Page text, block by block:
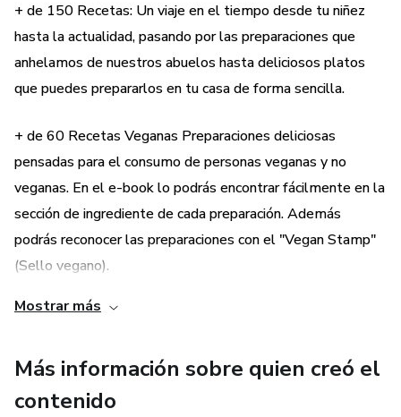
+ de 150 Recetas: Un viaje en el tiempo desde tu niñez
hasta la actualidad, pasando por las preparaciones que
anhelamos de nuestros abuelos hasta deliciosos platos
que puedes prepararlos en tu casa de forma sencilla.
+ de 60 Recetas Veganas Preparaciones deliciosas
pensadas para el consumo de personas veganas y no
veganas. En el e-book lo podrás encontrar fácilmente en la
sección de ingrediente de cada preparación. Además
podrás reconocer las preparaciones con el "Vegan Stamp"
(Sello vegano).
Tiempos de Comidas: En el presente e-book lograrás
durante el transcurso del día. Tales cómo Desayuno,
almuerzo, once y cena. Y también bonus que podrás
Mostrar más
Más información sobre quien creó el
contenido